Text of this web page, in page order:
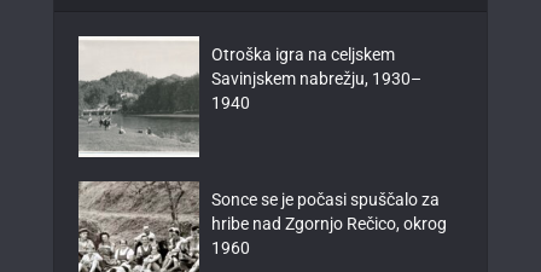
Otroška igra na celjskem
Savinjskem nabrežju, 1930–
1940
Sonce se je počasi spuščalo za
hribe nad Zgornjo Rečico, okrog
1960